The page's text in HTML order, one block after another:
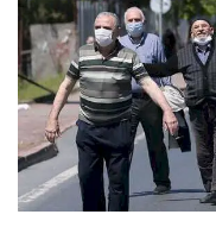
FİRMA HABER
OTURUM AÇ
KAYIT